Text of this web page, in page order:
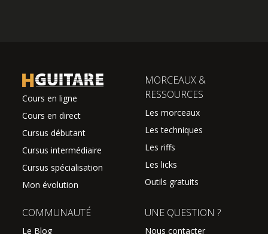
Cours en ligne
Cours en direct
Cursus débutant
Cursus intermédiaire
Cursus spécialisation
Mon évolution
MORCEAUX &
RESSOURCES
Les morceaux
Les techniques
Les riffs
Les licks
Outils gratuits
COMMUNAUTÉ
Le Blog
UNE QUESTION ?
Nous contacter